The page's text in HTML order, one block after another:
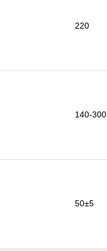
220
140-300
50±5